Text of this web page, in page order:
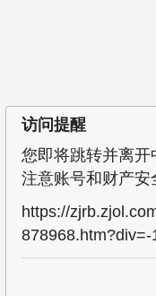
访问提醒
您即将跳转并离
注意账号和财产安
https://
878968.htm?div=-